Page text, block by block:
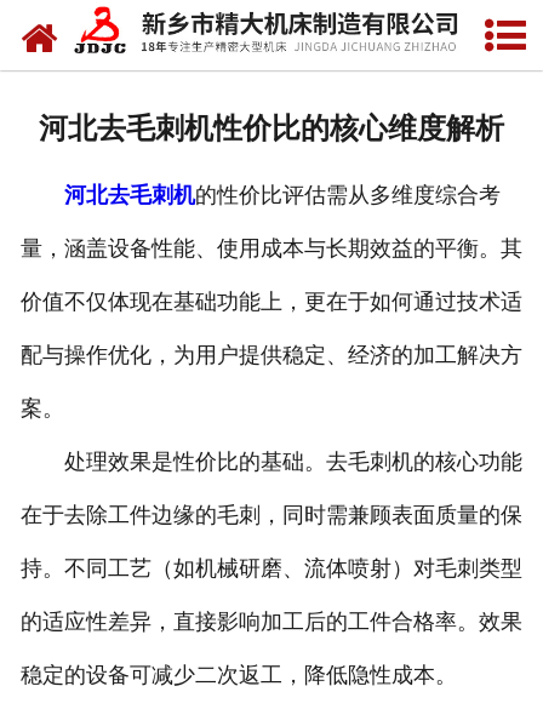
网站首页
视频中心
河北去毛刺机性价比的核心维度解析
河北去毛刺机的性价比评估需从多维度综合考
量，涵盖设备性能、使用成本与长期效益的平衡。其
价值不仅体现在基础功能上，更在于如何通过技术适
配与操作优化，为用户提供稳定、经济的加工解决方
案。
处理效果是性价比的基础。去毛刺机的核心功能
在于去除工件边缘的毛刺，同时需兼顾表面质量的保
持。不同工艺（如机械研磨、流体喷射）对毛刺类型
的适应性差异，直接影响加工后的工件合格率。效果
稳定的设备可减少二次返工，降低隐性成本。